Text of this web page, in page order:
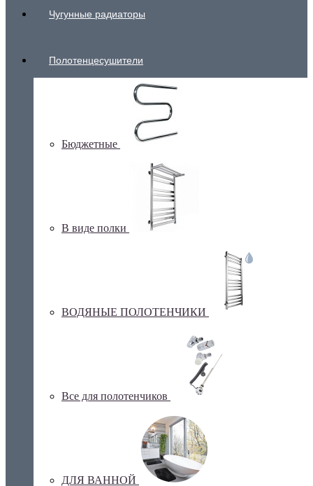
Чугунные радиаторы
Полотенцесушители
Бюджетные
В виде полки
ВОДЯНЫЕ ПОЛОТЕНЧИКИ
Все для полотенчиков
ДЛЯ ВАННОЙ